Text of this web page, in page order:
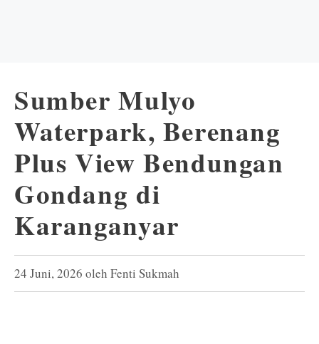
Sumber Mulyo
Waterpark, Berenang
Plus View Bendungan
Gondang di
Karanganyar
24 Juni, 2026 oleh Fenti Sukmah